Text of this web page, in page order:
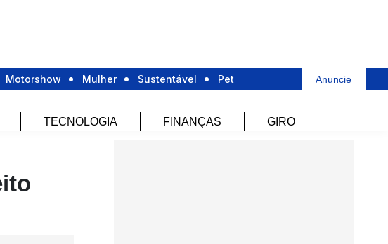
Motorshow Mulher Sustentável Pet Anuncie
TECNOLOGIA FINANÇAS GIRO